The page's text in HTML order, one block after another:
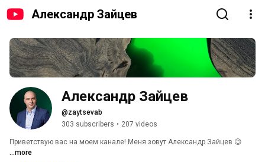
Александр Зайцев
Александр Зайцев
@zaytsevab
303 subscribers • 207 videos
Приветствую вас на моем канале! Меня зовут Александр Зайцев 😉
...more